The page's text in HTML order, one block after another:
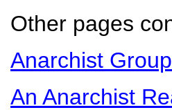
Other pages
Anarchist
An Anarchist